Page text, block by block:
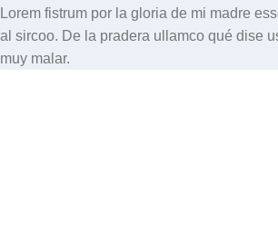
Lorem fistrum por la gloria de mi madre
al sircoo. De la pradera ullamco qué dise
muy malar.